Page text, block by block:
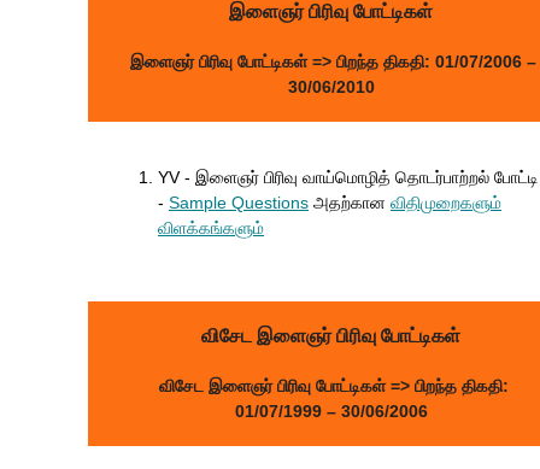
இளைஞர் பிரிவு போட்டிகள்
இளைஞர் பிரிவு போட்டிகள்=> பிறந்த திகதி: 01/07/2006 –
30/06/2010
YV - இளைஞர் பிரிவு வாய்மொழித் தொடர்பாற்றல் போட்டி
- Sample Questions அதற்கான விதிமுறைகளும்
விளக்கங்களும்
விசேட இளைஞர் பிரிவு போட்டிகள்
விசேட இளைஞர் பிரிவு போட்டிகள்=> பிறந்த திகதி:
01/07/1999 – 30/06/2006